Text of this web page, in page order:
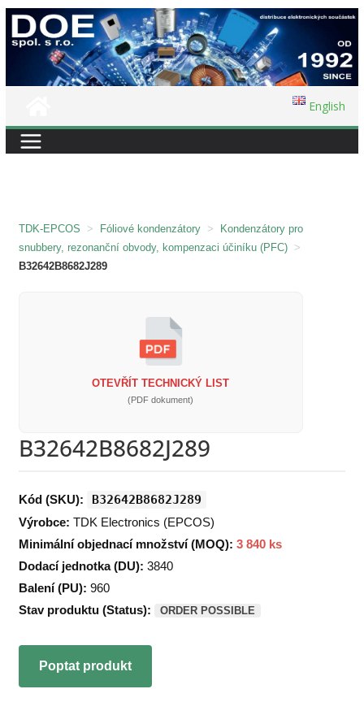
Přeskočit
na
English
TDK-EPCOS > Fóliové kondenzátory >
Kondenzátory pro
snubbery, rezonanční obvody, kompenzaci účiníku (PFC) >
B32642B8682J289
OTEVŘÍT TECHNICKÝ LIST
(PDF dokument)
B32642B8682J289
Kód (SKU): B32642B8682J289
Výrobce: TDK Electronics (EPCOS)
Minimální objednací množství (MOQ): 3 840 ks
Dodací jednotka (DU): 3840
Balení (PU): 960
Stav produktu (Status):
ORDER POSSIBLE
Poptat produkt